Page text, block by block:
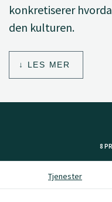
konkretiserer
den kulturen.
LES MER
8
Tjenester